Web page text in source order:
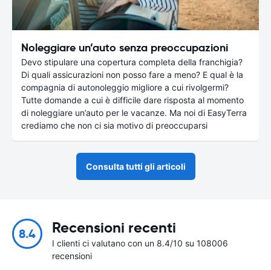
Noleggiare un’auto senza preoccupazioni
Devo stipulare una copertura completa della franchigia?
Di quali assicurazioni non posso fare a meno? E qual è la
compagnia di autonoleggio migliore a cui rivolgermi?
Tutte domande a cui è difficile dare risposta al momento
di noleggiare un’auto per le vacanze. Ma noi di EasyTerra
crediamo che non ci sia motivo di preoccuparsi
Consulta tutti gli articoli
8.4 Recensioni recenti
I clienti ci valutano con un 8.4/10 su 108006
recensioni